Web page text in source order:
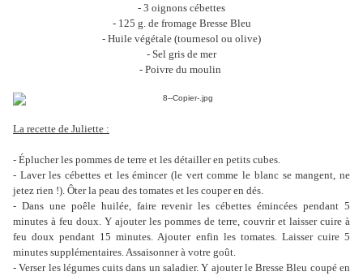
- 3 oignons cébettes
- 125 g. de fromage Bresse Bleu
- Huile végétale (tournesol ou olive)
- Sel gris de mer
- Poivre du moulin
La recette de Juliette :
- Éplucher les pommes de terre et les détailler en petits cubes.
- Laver les cébettes et les émincer (le vert comme le blanc se mangent, ne
jetez rien !). Ôter la peau des tomates et les couper en dés.
- Dans une poêle huilée, faire revenir les cébettes émincées pendant 5
minutes à feu doux. Y ajouter les pommes de terre, couvrir et laisser cuire à
feu doux pendant 15 minutes. Ajouter enfin les tomates. Laisser cuire 5
minutes supplémentaires. Assaisonner à votre goût.
- Verser les légumes cuits dans un saladier. Y ajouter le Bresse Bleu coupé en